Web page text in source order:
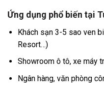
Ứng dụng phổ biến tại
Khách sạn 3-5 sao ven
Resort…)
Showroom ô tô, xe máy
Ngân hàng, văn phòng